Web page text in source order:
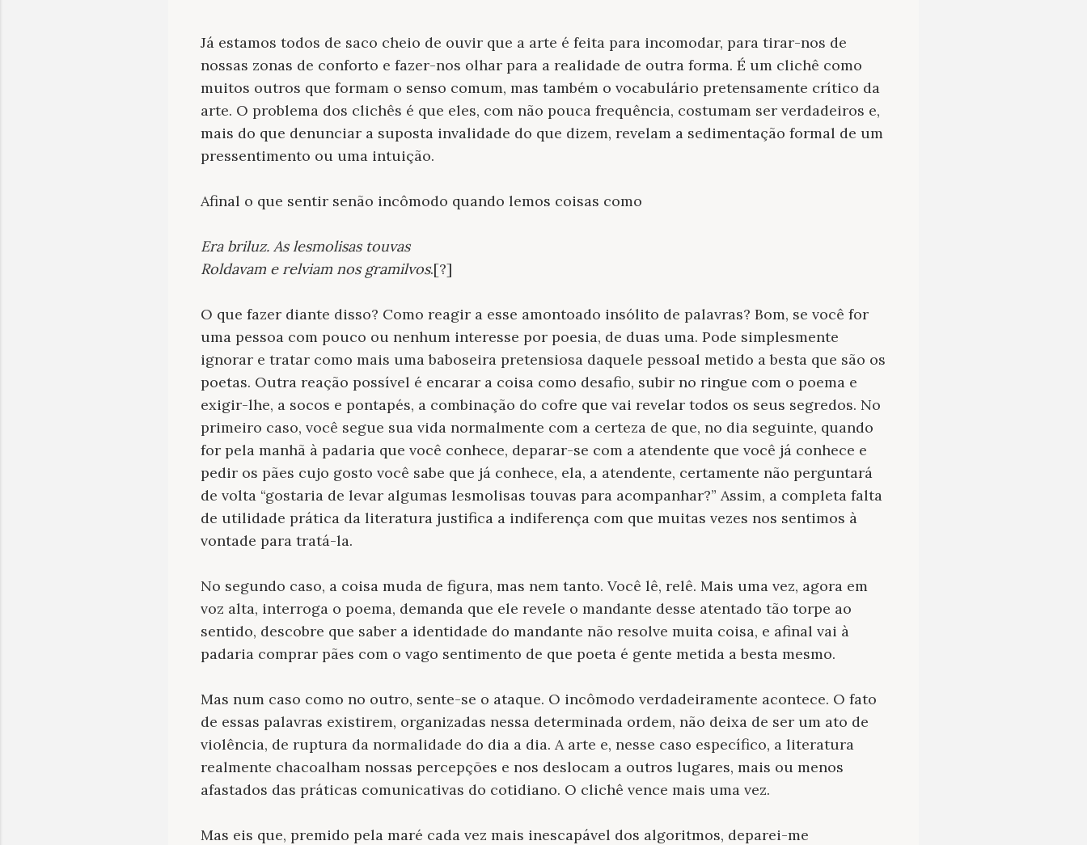
Já estamos todos de saco cheio de ouvir que a arte é feita para incomodar, para tirar-nos de
nossas zonas de conforto e fazer-nos olhar para a realidade de outra forma. É um clichê como
muitos outros que formam o senso comum, mas também o vocabulário pretensamente crítico da
arte. O problema dos clichês é que eles, com não pouca frequência, costumam ser verdadeiros e,
mais do que denunciar a suposta invalidade do que dizem, revelam a sedimentação formal de um
pressentimento ou uma intuição.
Afinal o que sentir senão incômodo quando lemos coisas como
Era briluz. As lesmolisas touvas
Roldavam e relviam nos gramilvos.[?]
O que fazer diante disso? Como reagir a esse amontoado insólito de palavras? Bom, se você for
uma pessoa com pouco ou nenhum interesse por poesia, de duas uma. Pode simplesmente
ignorar e tratar como mais uma baboseira pretensiosa daquele pessoal metido a besta que são os
poetas. Outra reação possível é encarar a coisa como desafio, subir no ringue com o poema e
exigir-lhe, a socos e pontapés, a combinação do cofre que vai revelar todos os seus segredos. No
primeiro caso, você segue sua vida normalmente com a certeza de que, no dia seguinte, quando
for pela manhã à padaria que você conhece, deparar-se com a atendente que você já conhece e
pedir os pães cujo gosto você sabe que já conhece, ela, a atendente, certamente não perguntará
de volta “gostaria de levar algumas lesmolisas touvas para acompanhar?” Assim, a completa falta
de utilidade prática da literatura justifica a indiferença com que muitas vezes nos sentimos à
vontade para tratá-la.
No segundo caso, a coisa muda de figura, mas nem tanto. Você lê, relê. Mais uma vez, agora em
voz alta, interroga o poema, demanda que ele revele o mandante desse atentado tão torpe ao
sentido, descobre que saber a identidade do mandante não resolve muita coisa, e afinal vai à
padaria comprar pães com o vago sentimento de que poeta é gente metida a besta mesmo.
Mas num caso como no outro, sente-se o ataque. O incômodo verdadeiramente acontece. O fato
de essas palavras existirem, organizadas nessa determinada ordem, não deixa de ser um ato de
violência, de ruptura da normalidade do dia a dia. A arte e, nesse caso específico, a literatura
realmente chacoalham nossas percepções e nos deslocam a outros lugares, mais ou menos
afastados das práticas comunicativas do cotidiano. O clichê vence mais uma vez.
Mas eis que, premido pela maré cada vez mais inescapável dos algoritmos, deparei-me